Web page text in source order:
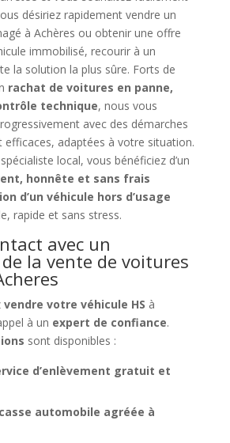
désiriez rapidement vendre un
à Achères ou obtenir une offre
immobilisé, recourir à un
la solution la plus sûre. Forts de
rachat de voitures en panne,
technique, nous vous
avec des démarches
efficaces, adaptées à votre situation.
local, vous bénéficiez d’un
honnête et sans frais
d’un véhicule hors d’usage
rapide et sans stress.
avec un
la vente de voitures
vendre votre véhicule HS à
à un expert de confiance.
sont disponibles :
d’enlèvement gratuit et
casse automobile agréée à